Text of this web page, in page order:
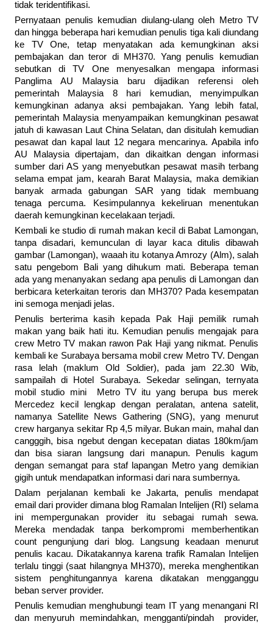
tidak teridentifikasi.
Pernyataan penulis kemudian diulang-ulang oleh Metro TV
dan hingga beberapa hari kemudian penulis tiga kali diundang
ke TV One, tetap menyatakan ada kemungkinan aksi
pembajakan dan teror di MH370. Yang penulis kemudian
sebutkan di TV One menyesalkan mengapa informasi
Panglima AU Malaysia baru dijadikan referensi oleh
pemerintah Malaysia 8 hari kemudian, menyimpulkan
kemungkinan adanya aksi pembajakan. Yang lebih fatal,
pemerintah Malaysia menyampaikan kemungkinan pesawat
jatuh di kawasan Laut China Selatan, dan disitulah kemudian
pesawat dan kapal laut 12 negara mencarinya. Apabila info
AU Malaysia dipertajam, dan dikaitkan dengan informasi
sumber dari AS yang menyebutkan pesawat masih terbang
selama empat jam, kearah Barat Malaysia, maka demikian
banyak armada gabungan SAR yang tidak membuang
tenaga percuma. Kesimpulannya kekeliruan menentukan
daerah kemungkinan kecelakaan terjadi.
Kembali ke studio di rumah makan kecil di Babat Lamongan,
tanpa disadari, kemunculan di layar kaca ditulis dibawah
gambar (Lamongan), waaah itu kotanya Amrozy (Alm), salah
satu pengebom Bali yang dihukum mati. Beberapa teman
ada yang menanyakan sedang apa penulis di Lamongan dan
berbicara keterkaitan teroris dan MH370? Pada kesempatan
ini semoga menjadi jelas.
Penulis berterima kasih kepada Pak Haji pemilik rumah
makan yang baik hati itu. Kemudian penulis mengajak para
crew Metro TV makan rawon Pak Haji yang nikmat. Penulis
kembali ke Surabaya bersama mobil crew Metro TV. Dengan
rasa lelah (maklum Old Soldier), pada jam 22.30 Wib,
sampailah di Hotel Surabaya. Sekedar selingan, ternyata
mobil studio mini Metro TV itu yang berupa bus merek
Mercedez kecil lengkap dengan peralatan, antena satelit,
namanya Satellite News Gathering (SNG), yang menurut
crew harganya sekitar Rp 4,5 milyar. Bukan main, mahal dan
cangggih, bisa ngebut dengan kecepatan diatas 180km/jam
dan bisa siaran langsung dari manapun. Penulis kagum
dengan semangat para staf lapangan Metro yang demikian
gigih untuk mendapatkan informasi dari nara sumbernya.
Dalam perjalanan kembali ke Jakarta, penulis mendapat
email dari provider dimana blog Ramalan Intelijen (RI) selama
ini mempergunakan provider itu sebagai rumah sewa.
Mereka mendadak tanpa berkompromi memberhentikan
count pengunjung dari blog. Langsung keadaan menurut
penulis kacau. Dikatakannya karena trafik Ramalan Intelijen
terlalu tinggi (saat hilangnya MH370), mereka menghentikan
sistem penghitungannya karena dikatakan mengganggu
beban server provider.
Penulis kemudian menghubungi team IT yang menangani RI
dan menyuruh memindahkan, mengganti/pindah provider,